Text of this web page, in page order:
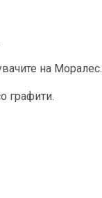
на Моралес.
графити.